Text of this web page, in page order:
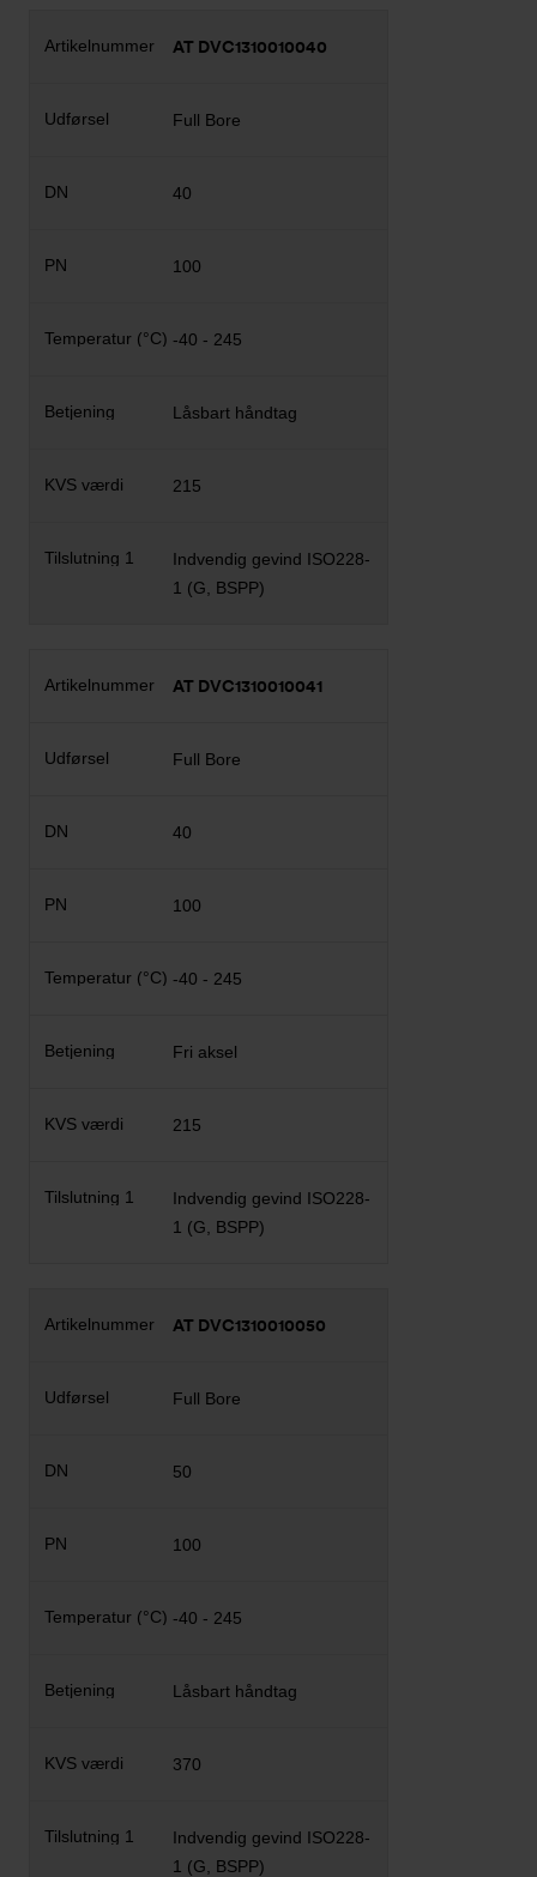
AT DVC1310010040
Full Bore
40
100
-40 - 245
Låsbart håndtag
215
Indvendig gevind ISO228-
1 (G, BSPP)
AT DVC1310010041
Full Bore
40
100
-40 - 245
Fri aksel
215
Indvendig gevind ISO228-
1 (G, BSPP)
AT DVC1310010050
Full Bore
50
100
-40 - 245
Låsbart håndtag
370
Indvendig gevind ISO228-
1 (G, BSPP)